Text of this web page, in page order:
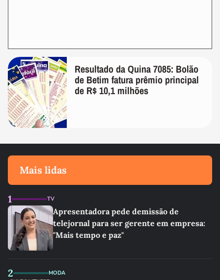
Resultado da Quina 7085: Bolão
de Betim fatura prêmio principal
de R$ 10,1 milhões
Mais lidas
1 TV
Apresentadora pede demissão de
telejornal para ser gerente em empresa:
"Mais tempo e paz"
2 MODA